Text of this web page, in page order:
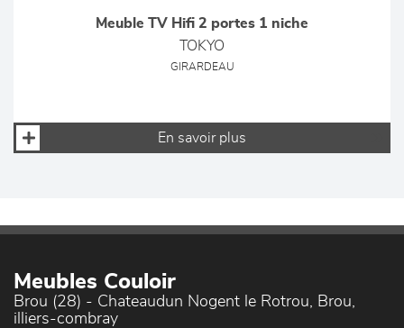
Meuble TV Hifi 2 portes 1 niche
TOKYO
GIRARDEAU
En savoir plus
Meubles Couloir
Brou (28) - Chateaudun Nogent le Rotrou, Brou,
illiers-combray